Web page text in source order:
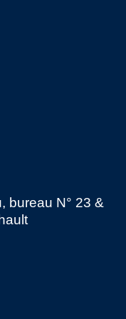
bureau N° 23 &